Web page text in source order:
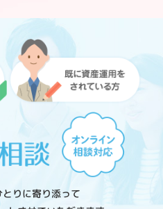
りに寄り添って